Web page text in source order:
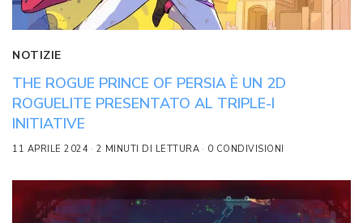
NOTIZIE
THE ROGUE PRINCE OF PERSIA È UN 2D
ROGUELITE PRESENTATO AL TRIPLE-I
INITIATIVE
11 APRILE 2024 2 MINUTI DI LETTURA 0 CONDIVISIONI